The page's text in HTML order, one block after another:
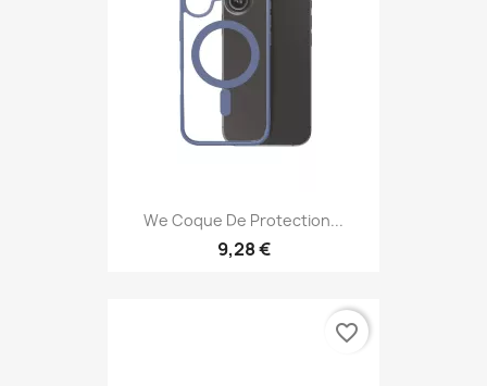
We Coque De Protection...
9,28 €
favorite_border